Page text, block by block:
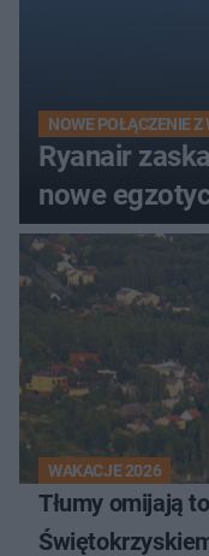
NOWE POŁĄCZENIE Z
Ryanair
nowe
WAKACJE 2026
Tłumy omijają